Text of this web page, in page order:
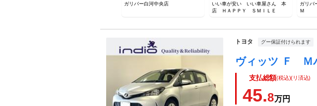
ガリバー白河中央店
いい車が安い いい車屋さん 本
店 ＨＡＰＰＹ ＳＭＩＬＥ
ガリバ
Ｍ
トヨタ グー保証付けられます
支払総額(税込)(リ済込)
45.8万円